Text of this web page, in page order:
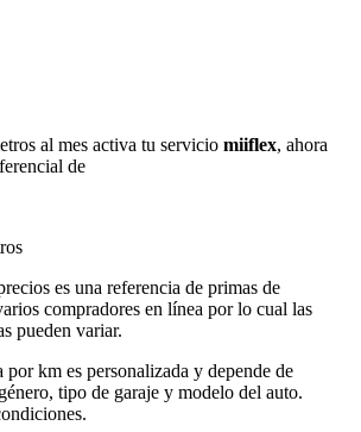
al mes activa tu servicio miiflex, ahora
de
es una referencia de primas de
compradores en línea por lo cual las
pueden variar.
por km es personalizada y depende de
tipo de garaje y modelo del auto.